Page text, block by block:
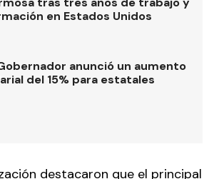
en Estados Unidos
anunció un aumento
del 15% para estatales
destacaron que el principal